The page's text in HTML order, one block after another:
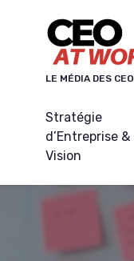
LE MÉDIA DES CEO
Stratégie
d’Entreprise &
Vision